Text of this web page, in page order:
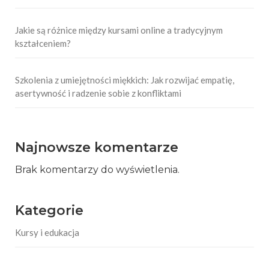
Jakie są różnice między kursami online a tradycyjnym
kształceniem?
Szkolenia z umiejętności miękkich: Jak rozwijać empatię,
asertywność i radzenie sobie z konfliktami
Najnowsze komentarze
Brak komentarzy do wyświetlenia.
Kategorie
Kursy i edukacja